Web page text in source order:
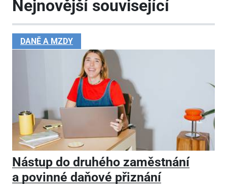
Nejnovější související
DANĚ A MZDY
Nástup do druhého zaměstnání
a povinné daňové přiznání